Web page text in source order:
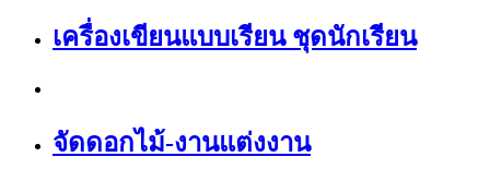
เครื่องเขียนแบบเรียน ชุดนักเรียน
จัดดอกไม้-งานแต่งงาน